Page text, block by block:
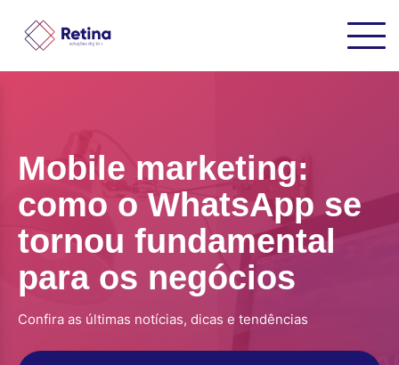
Mobile marketing:
como o WhatsApp se
tornou fundamental
para os negócios
Confira as últimas notícias, dicas e tendências